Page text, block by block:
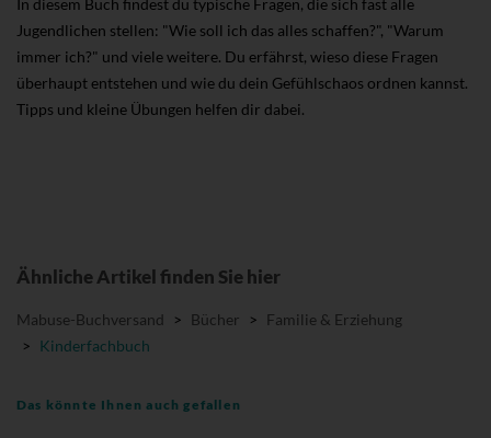
In diesem Buch findest du typische Fragen, die sich fast alle
Jugendlichen stellen: "Wie soll ich das alles schaffen?", "Warum
immer ich?" und viele weitere. Du erfährst, wieso diese Fragen
überhaupt entstehen und wie du dein Gefühlschaos ordnen kannst.
Tipps und kleine Übungen helfen dir dabei.
Ähnliche Artikel finden Sie hier
Mabuse-Buchversand > Bücher > Familie & Erziehung
> Kinderfachbuch
Das könnte Ihnen auch gefallen